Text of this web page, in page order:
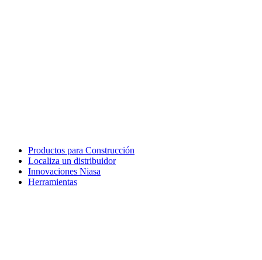
Productos para Construcción
Localiza un distribuidor
Innovaciones Niasa
Herramientas